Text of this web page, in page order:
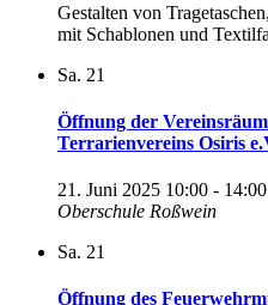
Gestalten von
mit Schablonen und
Sa. 21
Öffnung der
Terrarienvereins Osiris
21. Juni 2025 10:00 - 14:00
Oberschule Roßwein
Sa. 21
Öffnung des